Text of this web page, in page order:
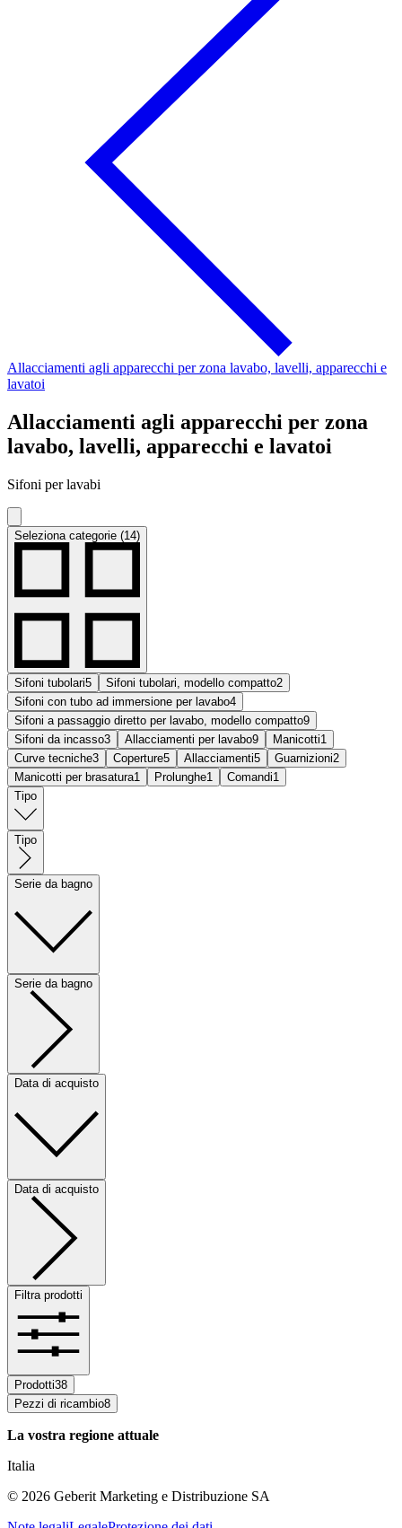
Allacciamenti agli apparecchi per zona lavabo, lavelli, apparecchi e
lavatoi
Allacciamenti agli apparecchi per zona
lavabo, lavelli, apparecchi e lavatoi
Sifoni per lavabi
Seleziona categorie (14)
Sifoni tubolari5 Sifoni tubolari, modello compatto2
Sifoni con tubo ad immersione per lavabo4
Sifoni a passaggio diretto per lavabo, modello compatto9
Sifoni da incasso3 Allacciamenti per lavabo9 Manicotti1
Curve tecniche3 Coperture5 Allacciamenti5 Guarnizioni2
Manicotti per brasatura1 Prolunghe1 Comandi1
Tipo
Tipo
Serie da bagno
Serie da bagno
Data di acquisto
Data di acquisto
Filtra prodotti
Prodotti38
Pezzi di ricambio8
La vostra regione attuale
Italia
© 2026 Geberit Marketing e Distribuzione SA